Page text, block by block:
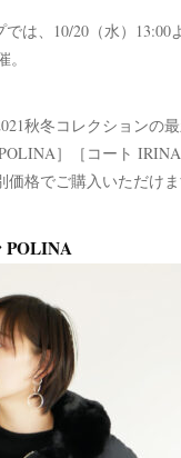
は、10/20（水）13:00
秋冬コレクションの最
］［コート
格でご購入いただけま
POLINA